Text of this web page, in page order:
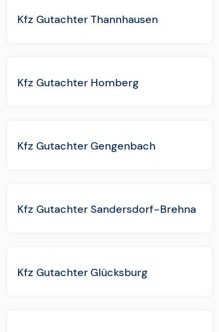
Kfz Gutachter Thannhausen
Kfz Gutachter Homberg
Kfz Gutachter Gengenbach
Kfz Gutachter Sandersdorf-Brehna
Kfz Gutachter Glücksburg